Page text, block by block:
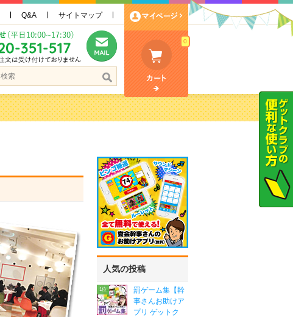
Q&A サイトマップ
0
人気の投稿
罰ゲーム集【幹
事さんお助けア
プリ ゲットク